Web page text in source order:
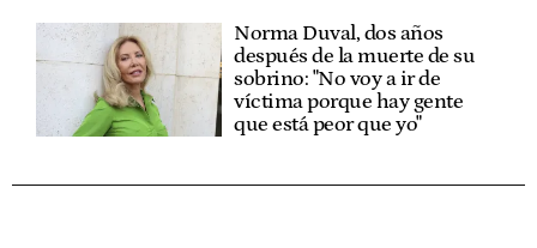
Norma Duval, dos años
después de la muerte de su
sobrino: "No voy a ir de
víctima porque hay gente
que está peor que yo"